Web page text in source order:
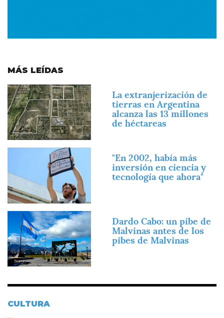
MÁS LEÍDAS
Imagen
La extranjerización de
tierras en Argentina
alcanza las 13 millones
de héctareas
"En 2002, había más
inversión en ciencia y
tecnología que ahora"
Imagen
Dardo Cabo: un pibe de
Malvinas antes de los
pibes de Malvinas
CULTURA